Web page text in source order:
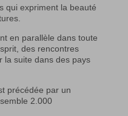
qui expriment la beauté
en parallèle dans toute
des rencontres
la suite dans des pays
précédée par un
2.000